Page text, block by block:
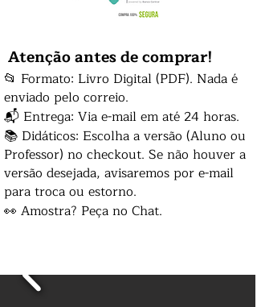
Atenção antes de comprar!
📂 Formato: Livro Digital (PDF). Nada é
enviado pelo correio.
📬 Entrega: Via e-mail em até 24 horas.
📚 Didáticos: Escolha a versão (Aluno ou
Professor) no checkout. Se não houver a
versão desejada, avisaremos por e-mail
para troca ou estorno.
👀 Amostra? Peça no Chat.